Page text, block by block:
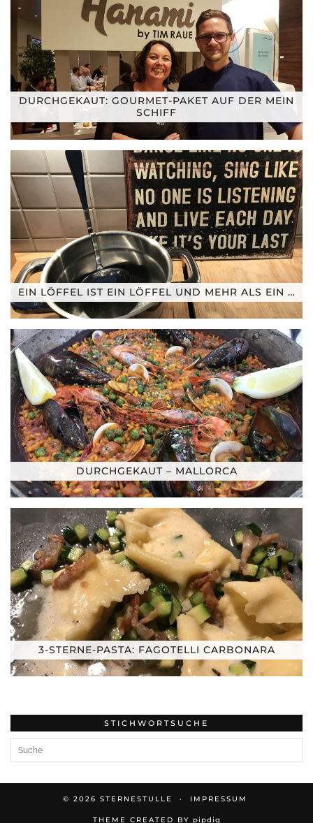
DURCHGEKAUT: GOURMET-PAKET AUF DER MEIN
SCHIFF
EIN LÖFFEL IST EIN LÖFFEL UND MEHR ALS EIN …
DURCHGEKAUT – MALLORCA
3-STERNE-PASTA: FAGOTELLI CARBONARA
STICHWORTSUCHE
© 2026 STERNESTULLE IMPRESSUM
THEME CREATED BY pipdig